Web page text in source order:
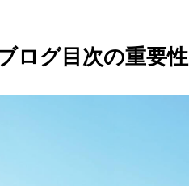
ログ目次の重要性